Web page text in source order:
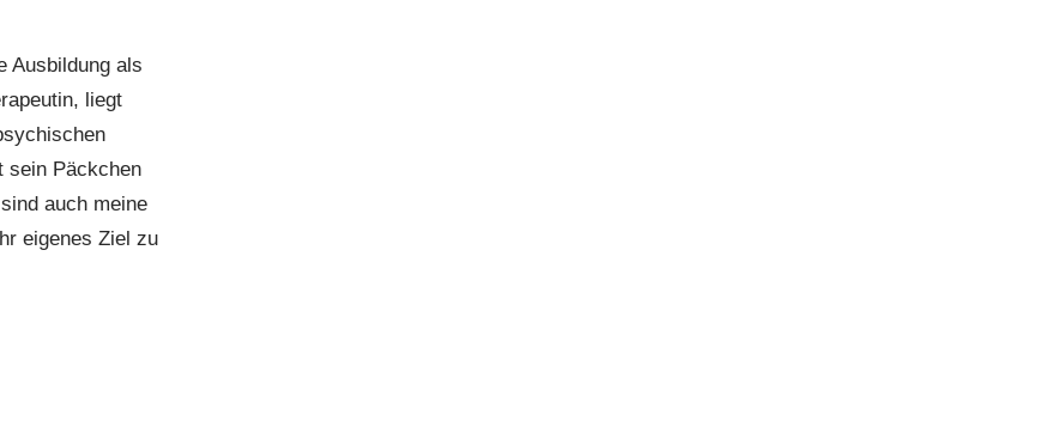
Ausbildung als
liegt
sein Päckchen
auch meine
eigenes Ziel zu